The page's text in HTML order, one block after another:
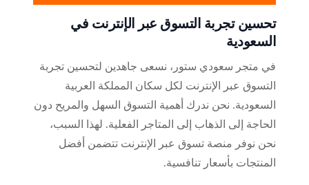
تحسين تجربة التسوق عبر الإنترنت في
السعودية
في متجر سعودي ستور، نسعى جاهدين لتحسين تجربة
التسوق عبر الإنترنت لكل سكان المملكة العربية
السعودية. نحن ندرك أهمية التسوق السهل والمريح دون
الحاجة إلى الذهاب إلى المتاجر الفعلية. لهذا السبب،
نحن نوفر منصة تسوق عبر الإنترنت تتضمن أفضل
المنتجات بأسعار تنافسية.